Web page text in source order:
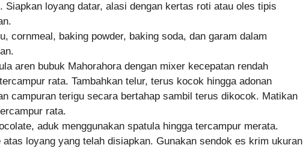
Siapkan loyang datar, alasi dengan kertas roti atau oles tipis
cornmeal, baking powder, baking soda, dan garam dalam
aren bubuk Mahorahora dengan mixer kecepatan rendah
rata. Tambahkan telur, terus kocok hingga adonan
campuran terigu secara bertahap sambil terus dikocok. Matikan
rata.
aduk menggunakan spatula hingga tercampur merata.
atas loyang yang telah disiapkan. Gunakan sendok es krim ukuran